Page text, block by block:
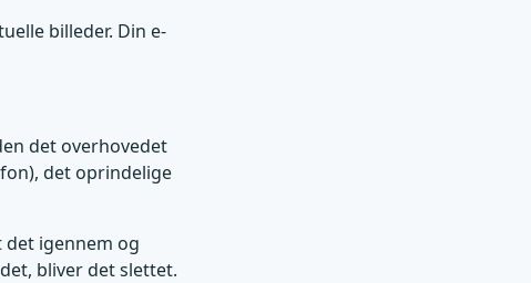
billeder. Din e-
det overhovedet
det oprindelige
det igennem og
bliver det slettet.